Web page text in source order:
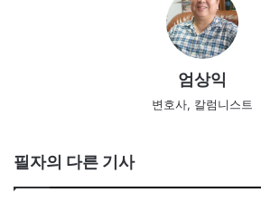
엄상익
변호사, 칼럼니스트
필자의 다른 기사